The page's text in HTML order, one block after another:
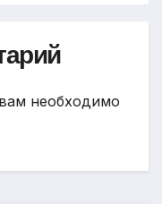
необходимо